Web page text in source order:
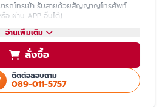
ารถโทรเข้า รับสายด้วยสัญญาญโทรศัพท์
อ ผ่าน APP อื่นได้)
ช้ซื้อบัตรคอนเสิร์ต, ซื้อของออนไลน์, เปิดบัญชี
ไม่ได้
ำเนาบัตรประชาชนในการสั่งซื้อ
นเท่านั้น
และ eSim
อ่านเพิ่มเติม
สั่งซื้อ
ติดต่อสอบถาม
089-011-5757